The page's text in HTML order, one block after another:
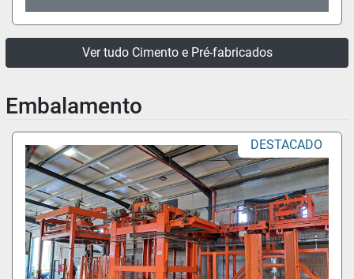
Ver tudo Cimento e Pré-fabricados
Embalamento
DESTACADO